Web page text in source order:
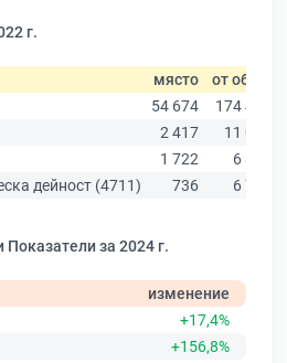
г.
място от общо
54 674
174 403
2 417
11 009
1 722
6 879
дейност (4711)
736 6 773
за 2024 г.
изменение
+17,4%
+156,8%